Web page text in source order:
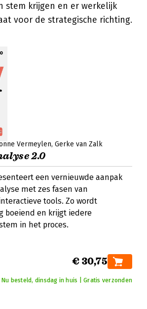
stem krijgen en er werkelijk
voor de strategische richting.
Vermeylen Gerke van Zalk
2.0
een vernieuwde aanpak
met zes fasen van
tools. Zo wordt
boeiend en krijgt iedere
in het proces.
€ 30,75
besteld, dinsdag in huis | Gratis verzonden